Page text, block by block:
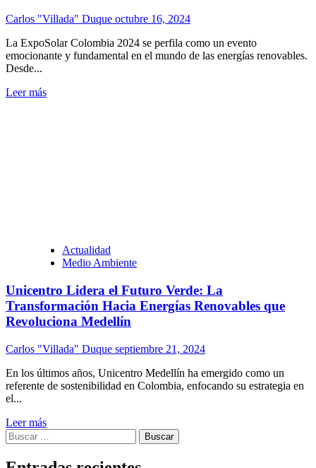
Carlos "Villada" Duque octubre 16, 2024
La ExpoSolar Colombia 2024 se perfila como un evento
emocionante y fundamental en el mundo de las energías renovables.
Desde...
Leer más
Actualidad
Medio Ambiente
Unicentro Lidera el Futuro Verde: La
Transformación Hacia Energías Renovables que
Revoluciona Medellín
Carlos "Villada" Duque septiembre 21, 2024
En los últimos años, Unicentro Medellín ha emergido como un
referente de sostenibilidad en Colombia, enfocando su estrategia en
el...
Leer más
Buscar: